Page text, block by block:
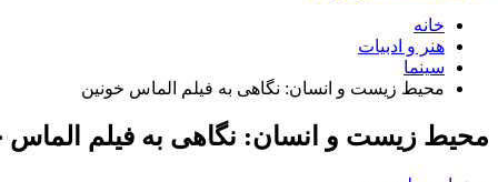
خانه
هنر و ادبیات
سینما
محیط زیست و انسان: نگاهی به فیلم الماس خونین
محیط زیست و انسان: نگاهی به فیلم الماس